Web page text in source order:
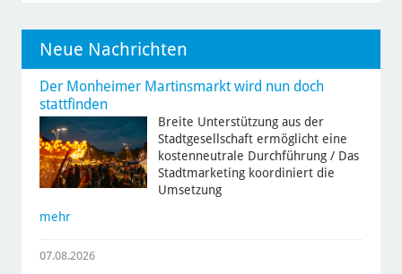
Neue Nachrichten
Der Monheimer Martinsmarkt wird nun doch
stattfinden
Breite Unterstützung aus der
Stadtgesellschaft ermöglicht eine
kostenneutrale Durchführung / Das
Stadtmarketing koordiniert die
Umsetzung
mehr
07.08.2026